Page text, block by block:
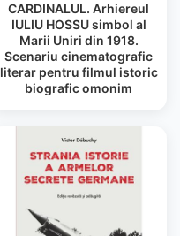
CARDINALUL. Arhiereul
IULIU HOSSU simbol al
Marii Uniri din 1918.
Scenariu cinematografic
literar pentru filmul istoric
biografic omonim